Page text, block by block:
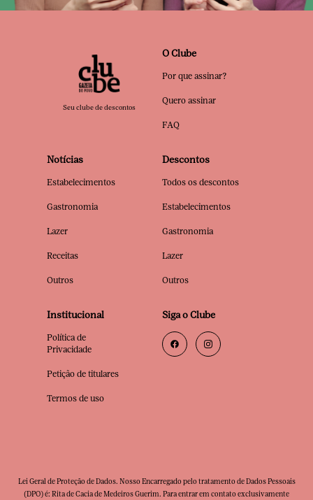
Seu clube de descontos
O Clube
Por que assinar?
Quero assinar
FAQ
Notícias
Estabelecimentos
Gastronomia
Lazer
Receitas
Outros
Descontos
Todos os descontos
Estabelecimentos
Gastronomia
Lazer
Outros
Institucional
Política de
Privacidade
Petição de titulares
Termos de uso
Siga o Clube
Lei Geral de Proteção de Dados. Nosso Encarregado pelo tratamento de Dados Pessoais
(DPO) é: Rita de Cacia de Medeiros Guerim. Para entrar em contato exclusivamente